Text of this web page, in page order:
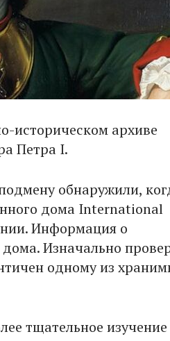
историческом архиве
Петра I.
обнаружили,
дома International
Информация о
Изначально
одному из
тщательное изучение